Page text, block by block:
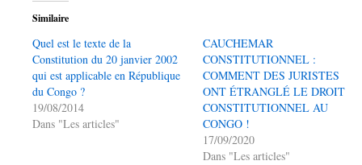
Similaire
Quel est le texte de la
Constitution du 20 janvier 2002
qui est applicable en République
du Congo ?
19/08/2014
Dans "Les articles"
CAUCHEMAR
CONSTITUTIONNEL :
COMMENT DES JURISTES
ONT ÉTRANGLÉ LE DROIT
CONSTITUTIONNEL AU
CONGO !
17/09/2020
Dans "Les articles"